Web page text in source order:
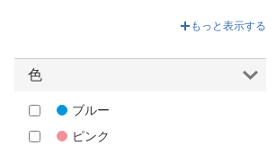
ハック｜HAC
ハピラ｜hapila
ピープル｜People
もっと表示する
色
ブルー
ピンク